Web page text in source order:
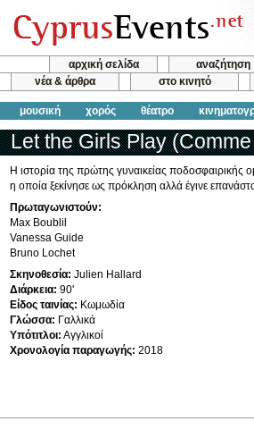
αρχική σελίδα αναζήτηση
νέα & άρθρα
στο κινητό
μουσική χορός θέατρο
Let the Girls Play
Η ιστορία της πρώτης γυναικείας ποδοσφαιρικής
η οποία ξεκίνησε ως πρόκληση αλλά έγινε
Πρωταγωνιστούν:
Max Boublil
Vanessa Guide
Bruno Lochet
Σκηνοθεσία: Julien Hallard
Διάρκεια: 90'
Είδος ταινίας: Κωμωδία
Γλώσσα: Γαλλικά
Υπότιτλοι: Αγγλικοί
Χρονολογία παραγωγής: 2018